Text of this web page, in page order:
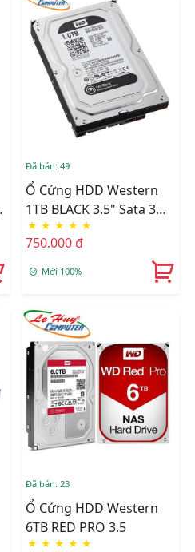
Đã bán: 49
Ổ Cứng HDD Western
1TB BLACK 3.5" Sata 3
CTY- BH 2 NĂM
★ ★ ★ ★ ★
750.000 đ
Mới 100%
Đã bán: 23
Ổ Cứng HDD Western
6TB RED PRO 3.5
★ ★ ★ ★ ★